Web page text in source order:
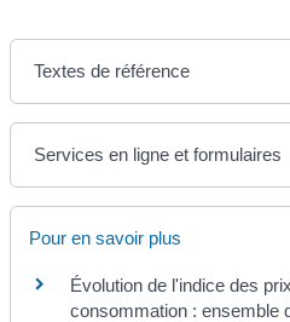
Textes de référence
Services en ligne et formulaires
Pour en savoir plus
Évolution de l'indice des
consommation : ensemble